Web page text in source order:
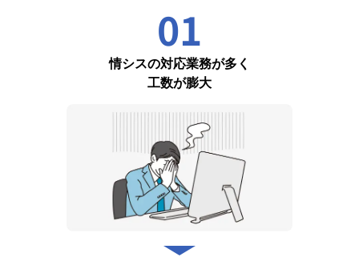
01
情シスの対応業務が多く
工数が膨大